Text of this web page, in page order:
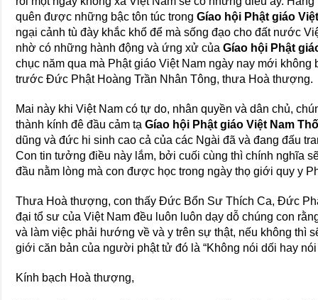
quên được những bậc tôn túc trongGíao hội Phật giáo
ngại cảnh tù đày khắc khổ để mà sống đạo cho đất nước
nhờ có những hành động và ứng xử củaGíao hội Phật
chục năm qua mà Phật giáo Việt Nam ngày nay mới
trước Đức Phật Hoàng Trần Nhân Tông, thưa Hoà thượng.
Mai này khi Việt Nam có tự do, nhân quyền và dân chủ,
thành kính đê đầu cảm tạGíao hội Phật giáo Việt Nam
dũng và đức hi sinh cao cả của các Ngài đã và đang đấu
Con tin tưởng điều này lắm, bởi cuối cùng thì chính nghĩa
đầu nằm lòng mà con được học trong ngày thọ giới quy y
Thưa Hoà thượng, con thấy Đức Bổn Sư Thích Ca, Đức
đại tổ sư của Việt Nam đều luôn luôn dạy dỗ chúng con
và làm việc phải hướng về và y trên sự thật, nếu không thì
giới căn bản của người phật tử đó là “Không nói dối hay
Kính bạch Hoà thượng,